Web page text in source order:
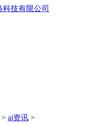
> ai资讯 >